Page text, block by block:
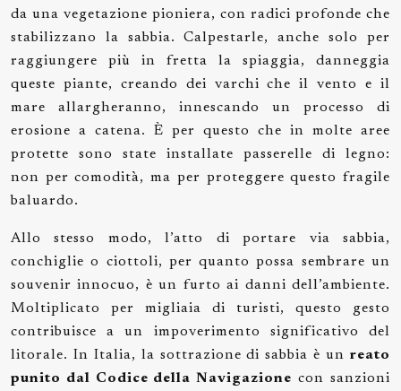
da una vegetazione pioniera, con radici profonde che
stabilizzano la sabbia. Calpestarle, anche solo per
raggiungere più in fretta la spiaggia, danneggia
queste piante, creando dei varchi che il vento e il
mare allargheranno, innescando un processo di
erosione a catena. È per questo che in molte aree
protette sono state installate passerelle di legno:
non per comodità, ma per proteggere questo fragile
baluardo.
Allo stesso modo, l’atto di portare via sabbia,
conchiglie o ciottoli, per quanto possa sembrare un
souvenir innocuo, è un furto ai danni dell’ambiente.
Moltiplicato per migliaia di turisti, questo gesto
contribuisce a un impoverimento significativo del
litorale. In Italia, la sottrazione di sabbia è un reato
punito dal Codice della Navigazione con sanzioni